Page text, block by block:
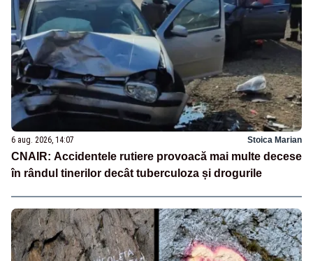
6 aug. 2026, 14:07 Stoica Marian
CNAIR: Accidentele rutiere provoacă mai multe decese
în rândul tinerilor decât tuberculoza și drogurile